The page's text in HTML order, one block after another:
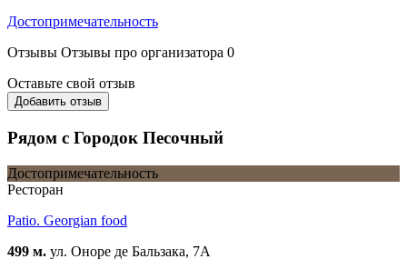
Достопримечательность
Отзывы Отзывы про организатора 0
Оставьте свой отзыв
Добавить отзыв
Рядом с Городок Песочный
Достопримечательность
Ресторан
Patio. Georgian food
499 м. ул. Оноре де Бальзака, 7А